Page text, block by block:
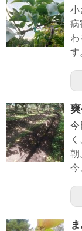
小
病
わ
す
今
朝
今